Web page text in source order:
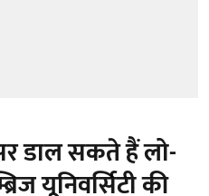
डाल सकते हैं लो-
यूनिवर्सिटी की